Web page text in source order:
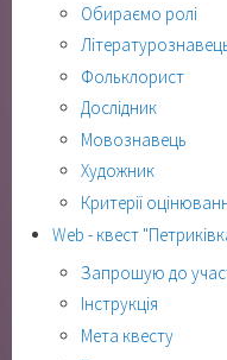
Обираємо ролі
Фольклорист
Дослідник
Мовознавець
Художник
Критерії
Web - квест
Запрошую до
Інструкція
Мета квесту